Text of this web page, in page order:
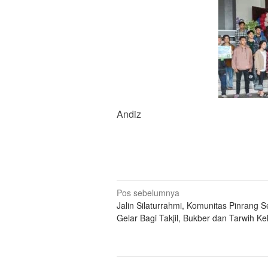
Andiz
Navigasi
pos
Pos sebelumnya
Jalin Silaturrahmi, Komunitas Pinrang
Gelar Bagi Takjil, Bukber dan Tarwih